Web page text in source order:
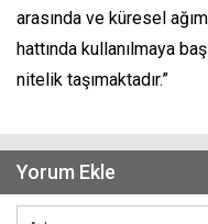
arasında ve küresel
hattında kullanılmaya
nitelik taşımaktadır.”
Yorum Ekle